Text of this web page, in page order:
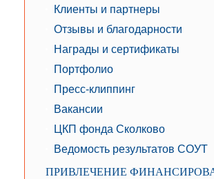
Клиенты и партнеры
Отзывы и благодарности
Награды и сертификаты
Портфолио
Пресс-клиппинг
Вакансии
ЦКП фонда Сколково
Ведомость результатов СОУТ
ПРИВЛЕЧЕНИЕ